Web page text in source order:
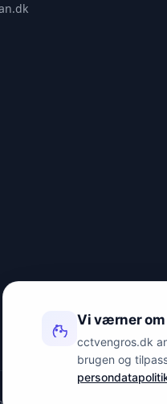
Vi værner
cctvengros.dk
brugen og